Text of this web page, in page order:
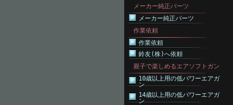
メーカー純正パーツ
メーカー純正パーツ
作業依頼
作業依頼
鈴友(株)へ依頼
親子で楽しめるエアソフトガン
10歳以上用の低パワーエアガ
ン
14歳以上用の低パワーエアガ
ン